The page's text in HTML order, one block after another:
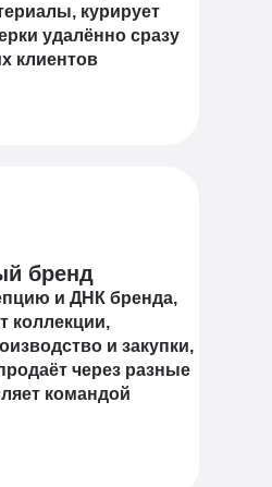
бренд
и ДНК бренда,
коллекции,
и закупки,
через разные
командой
курирует
удалённо сразу
клиентов